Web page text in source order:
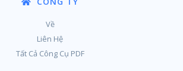
Về
Liên Hệ
Tất Cả Công Cụ PDF